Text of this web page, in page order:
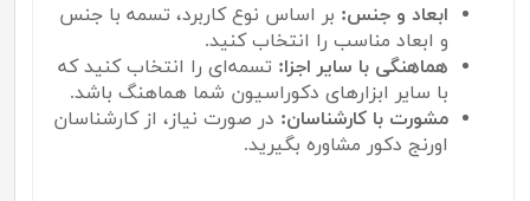
ابعاد و جنس: بر اساس نوع کاربرد، تسمه با جنس
و ابعاد مناسب را انتخاب کنید.
هماهنگی با سایر اجزا: تسمه‌ای را انتخاب کنید که
با سایر ابزارهای دکوراسیون شما هماهنگ باشد.
مشورت با کارشناسان: در صورت نیاز، از کارشناسان
اورنج دکور مشاوره بگیرید.